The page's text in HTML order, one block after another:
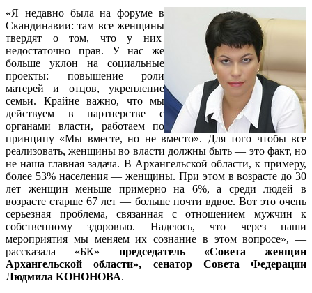
«Я недавно была на форуме в
Скандинавии: там все женщины
твердят о том, что у них
недостаточно прав. У нас же
больше уклон на социальные
проекты: повышение роли
матерей и отцов, укрепление
семьи. Крайне важно, что мы
действуем в партнерстве с
органами власти, работаем по
принципу «Мы вместе, но не вместо». Для того чтобы все
реализовать, женщины во власти должны быть — это факт, но
не наша главная задача. В Архангельской области, к примеру,
более 53% населения — женщины. При этом в возрасте до 30
лет женщин меньше примерно на 6%, а среди людей в
возрасте старше 67 лет — больше почти вдвое. Вот это очень
серьезная проблема, связанная с отношением мужчин к
собственному здоровью. Надеюсь, что через наши
мероприятия мы меняем их сознание в этом вопросе», —
рассказала «БК» председатель «Совета женщин
Архангельской области», сенатор Совета Федерации
Людмила КОНОНОВА.